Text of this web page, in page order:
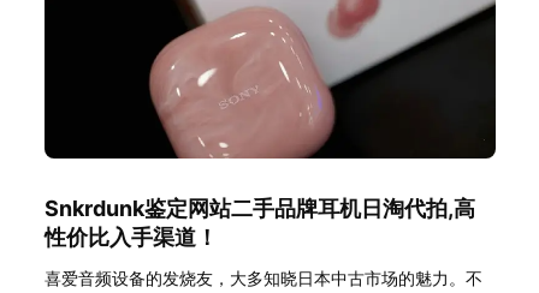
Snkrdunk鉴定网站二手品牌耳机日淘代拍,高
性价比入手渠道！
喜爱音频设备的发烧友，大多知晓日本中古市场的魅力。不